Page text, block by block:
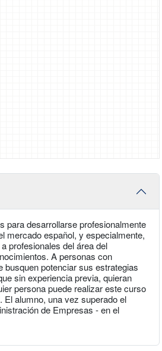
para desarrollarse profesionalmente
mercado español, y especialmente,
profesionales del área del
A personas con
potenciar sus estrategias
sin experiencia previa, quieran
persona puede realizar este curso
El alumno, una vez superado el
de Empresas - en el